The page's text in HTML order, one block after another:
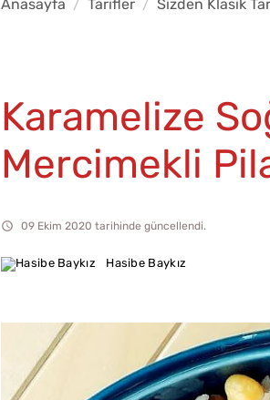
Anasayfa Tarifler Sizden Klasik
Karamelize
Mercimekli
09 Ekim 2020 tarihinde güncellendi.
Hasibe Baykız